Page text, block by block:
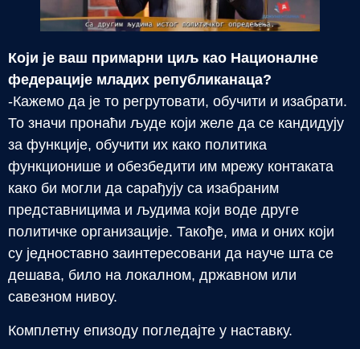
Који је ваш примарни циљ као Националне
федерације младих републиканаца?
-Кажемо да је то регрутовати, обучити и изабрати.
То значи пронаћи људе који желе да се кандидују
за функције, обучити их како политика
функционише и обезбедити им мрежу контаката
како би могли да сарађују са изабраним
представницима и људима који воде друге
политичке организације. Такође, има и оних који
су једноставно заинтересовани да науче шта се
дешава, било на локалном, државном или
савезном нивоу.
Комплетну епизоду погледајте у наставку.